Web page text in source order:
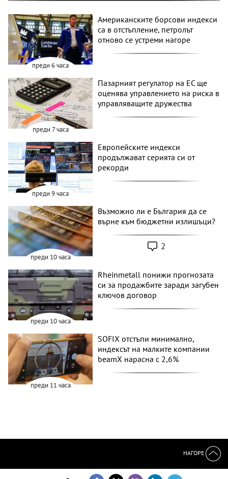
преди 6 часа
Американските борсови индекси
са в отстъпление, петролът
отново се устреми нагоре
преди 7 часа
Пазарният регулатор на ЕС ще
оценява управлението на риска в
управляващите дружества
преди 9 часа
Европейските индекси
продължават серията си от
рекорди
преди 10 часа
Възможно ли е България да се
върне към бюджетни излишъци?
2
преди 10 часа
Rheinmetall понижи прогнозата
си за продажбите заради загубен
ключов договор
преди 11 часа
SOFIX отстъпи минимално,
индексът на малките компании
beamX нарасна с 2,6%
НАГОРЕ